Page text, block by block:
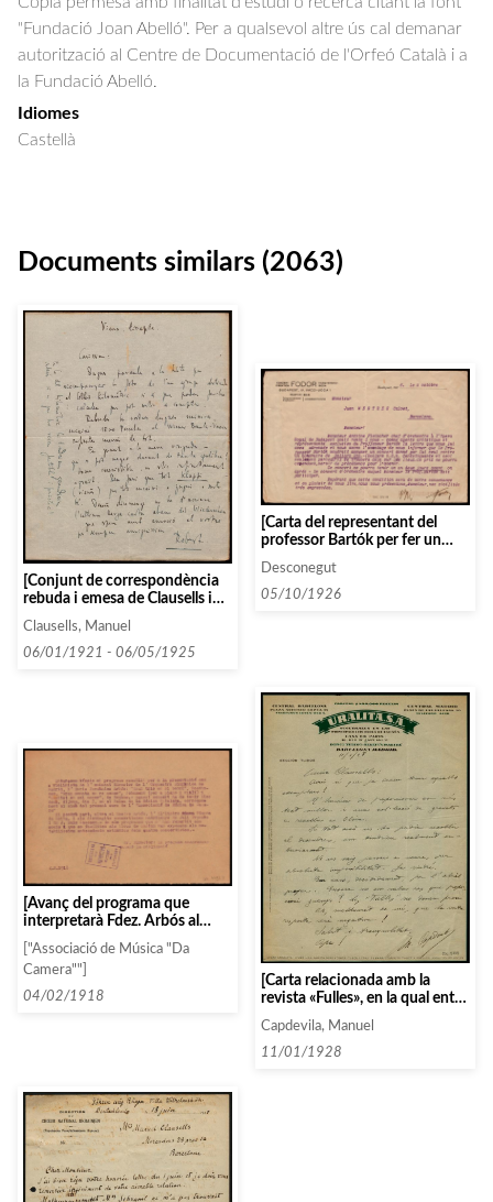
"Fundació Joan Abelló". Per a qualsevol altre ús cal demanar
autorització al Centre de Documentació de l'Orfeó Català i a
la Fundació Abelló.
Idiomes
Castellà
Documents similars (2063)
[Conjunt de correspondència
rebuda i emesa de Clausells i
Robert Gerhard]
Clausells, Manuel
06/01/1921 - 06/05/1925
[Carta del representant del
professor Bartók per fer un
concert a Barcelona aprofitant
la seva estada a la ciutat]
Desconegut
05/10/1926
[Avanç del programa que
interpretarà Fdez. Arbós al
Palau]
["Associació de Música "Da
Camera""]
04/02/1918
[Carta relacionada amb la
revista «Fulles», en la qual entre
d’alguna activitat per a tenir
ingressos]
Capdevila, Manuel
11/01/1928